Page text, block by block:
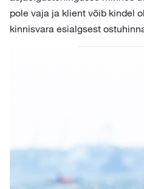
pole vaja ja klient võib kindel
kinnisvara esialgsest